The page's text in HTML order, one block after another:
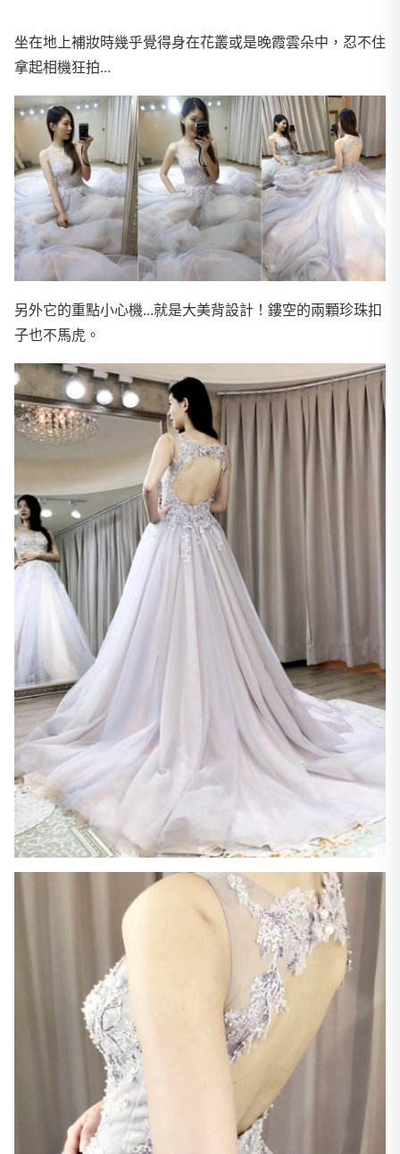
坐在地上補妝時幾乎覺得身在花叢或是晚霞雲朵中，忍不住
拿起相機狂拍...
另外它的重點小心機...就是大美背設計！鏤空的兩顆珍珠扣
子也不馬虎。